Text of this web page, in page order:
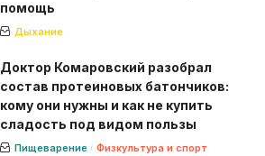
помощь
Дыхание
Доктор Комаровский разобрал
состав протеиновых батончиков:
кому они нужны и как не купить
сладость под видом пользы
Пищеварение Физкультура и спорт